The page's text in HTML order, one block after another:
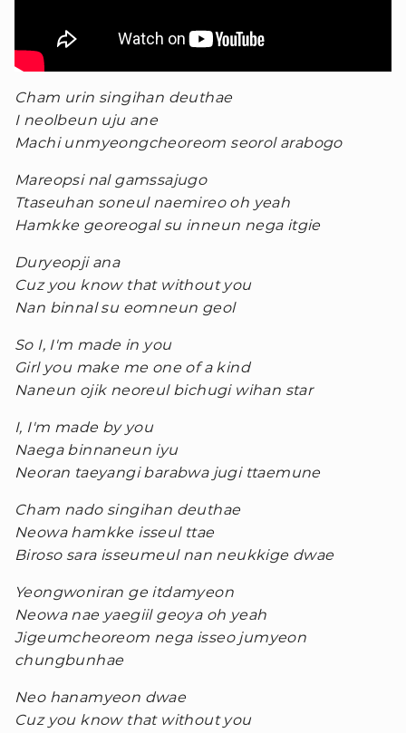
Cham urin singihan deuthae
I neolbeun uju ane
Machi unmyeongcheoreom seorol arabogo
Mareopsi nal gamssajugo
Ttaseuhan soneul naemireo oh yeah
Hamkke georeogal su inneun nega itgie
Duryeopji ana
Cuz you know that without you
Nan binnal su eomneun geol
So I, I'm made in you
Girl you make me one of a kind
Naneun ojik neoreul bichugi wihan star
I, I'm made by you
Naega binnaneun iyu
Neoran taeyangi barabwa jugi ttaemune
Cham nado singihan deuthae
Neowa hamkke isseul ttae
Biroso sara isseumeul nan neukkige dwae
Yeongwoniran ge itdamyeon
Neowa nae yaegiil geoya oh yeah
Jigeumcheoreom nega isseo jumyeon
chungbunhae
Neo hanamyeon dwae
Cuz you know that without you